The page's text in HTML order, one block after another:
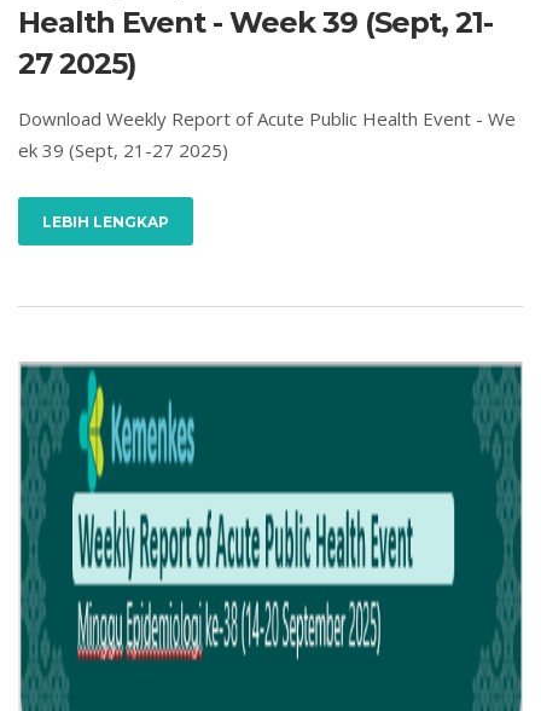
Health Event - Week 39 (Sept, 21-
27 2025)
Download Weekly Report of Acute Public Health Event - We
ek 39 (Sept, 21-27 2025)
LEBIH LENGKAP